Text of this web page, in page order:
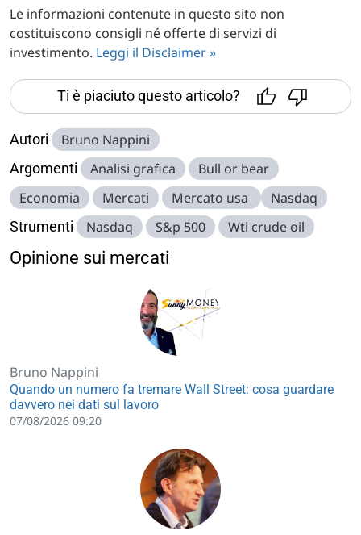
Le informazioni contenute in questo sito non
costituiscono consigli né offerte di servizi di
investimento. Leggi il Disclaimer »
Ti è piaciuto questo articolo?
Autori Bruno Nappini
Argomenti Analisi grafica
Bull or bear
Economia
Mercati Mercato usa Nasdaq
Strumenti Nasdaq S&p 500 Wti crude oil
Opinione sui mercati
Bruno Nappini
Quando un numero fa tremare Wall Street: cosa guardare
davvero nei dati sul lavoro
07/08/2026 09:20